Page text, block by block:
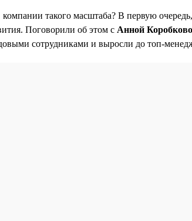
такого масштаба? В первую
Поговорили об этом с Анной
сотрудниками и выросли до топ-